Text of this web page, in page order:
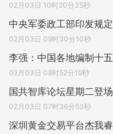
02月03日 10时20分35秒
中央军委政工部印发规
02月03日 09时30分10秒
李强：中国各地编制十
02月03日 08时52分19秒
国共智库论坛星期二登
02月03日 07时36分53秒
深圳黄金交易平台杰我